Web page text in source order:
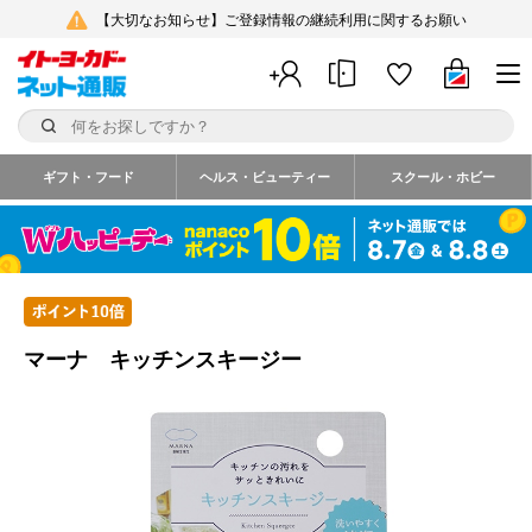
【大切なお知らせ】ご登録情報の継続利用に関するお願い
ギフト・フード ヘルス・ビューティー スクール・ホビー
マーナ キッチンスキージー